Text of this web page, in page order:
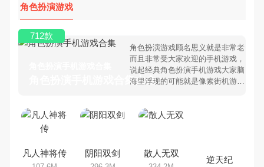
角色扮演游戏
角色扮演手机游戏合集大全 >
角色扮演游戏顾名思义就是非常老
而且非常受大家欢迎的手机游戏，
说起经典角色扮演手机游戏大家脑
海里浮现的可能就是像素街机游
玩过的角色扮演手机游戏有哪些
角色扮演手机游戏合集，欢迎大家
前来选择下载体验
712款
凡人神将传 阴阳双剑 散人无双
逆天纪